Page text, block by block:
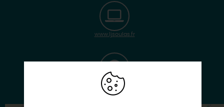
www.ljsoulas.fr
Google